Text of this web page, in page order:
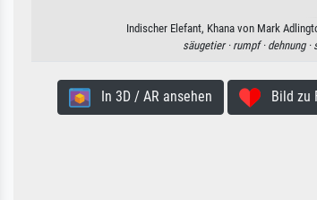
Indischer Elefant, Khana von Mark
säugetier · rumpf · dehnung ·
In 3D / AR ansehen Bild zu